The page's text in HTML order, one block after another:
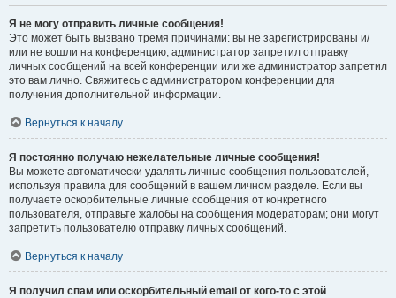
Я не могу отправить личные сообщения!
Это может быть вызвано тремя причинами: вы не зарегистрированы и/
или не вошли на конференцию, администратор запретил отправку
личных сообщений на всей конференции или же администратор запретил
это вам лично. Свяжитесь с администратором конференции для
получения дополнительной информации.
Вернуться к началу
Я постоянно получаю нежелательные личные сообщения!
Вы можете автоматически удалять личные сообщения пользователей,
используя правила для сообщений в вашем личном разделе. Если вы
получаете оскорбительные личные сообщения от конкретного
пользователя, отправьте жалобы на сообщения модераторам; они могут
запретить пользователю отправку личных сообщений.
Вернуться к началу
Я получил спам или оскорбительный email от кого-то с этой